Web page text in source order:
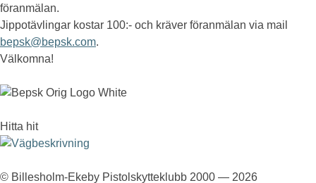
föranmälan.
Jippotävlingar kostar 100:- och kräver föranmälan via mail
bepsk@bepsk.com.
Välkomna!
Hitta hit
© Billesholm-Ekeby Pistolskytteklubb 2000 — 2026